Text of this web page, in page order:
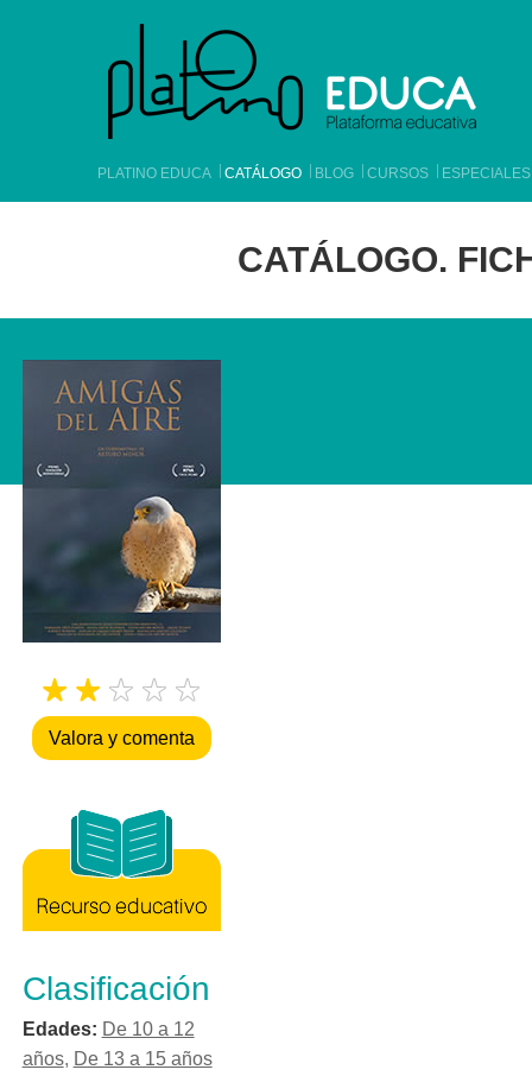
PLATINO EDUCA CATÁLOGO BLOG CURSOS ESPECIALES
CATÁLOGO.
Valora y comenta
Clasificación
Edades: De 10 a 12
años, De 13 a 15 años